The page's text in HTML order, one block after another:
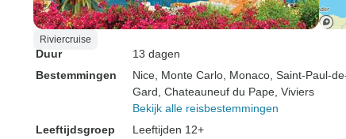
was van zeer
de tenten
- ze zijn
gemakkelijk op
in te pakken, en
Riviercruise
Duur
13 dagen
Bestemmingen
Nice , Monte Carlo , Monaco , Saint-Paul-
Gard , Chateauneuf du Pape , Viviers
Bekijk alle reisbestemmingen
Leeftijdsgroep
Leeftijden 12+